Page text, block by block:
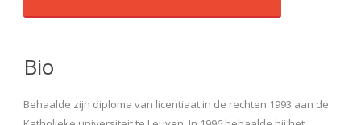
Bio
Behaalde zijn diploma van licentiaat in de rechten 1993 aan de